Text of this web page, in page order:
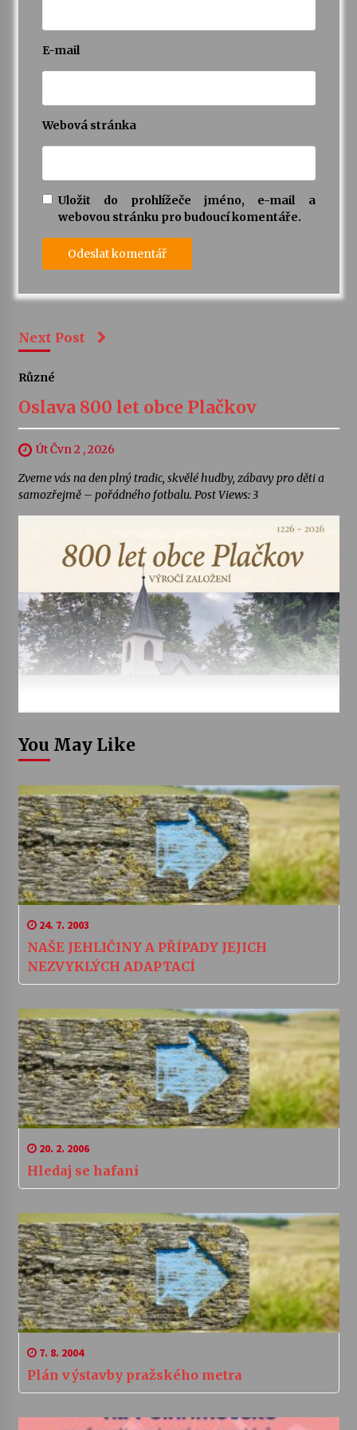
E-mail
Webová stránka
Uložit do prohlížeče jméno, e-mail a
webovou stránku pro budoucí komentáře.
Next Post
Různé
Oslava 800 let obce Plačkov
Út Čvn 2 , 2026
Zveme vás na den plný tradic, skvělé hudby, zábavy pro děti a
samozřejmě – pořádného fotbalu. Post Views: 3
You May Like
24. 7. 2003
NAŠE JEHLIČINY A PŘÍPADY JEJICH
NEZVYKLÝCH ADAPTACÍ
20. 2. 2006
Hledaj se hafani
7. 8. 2004
Plán výstavby pražského metra